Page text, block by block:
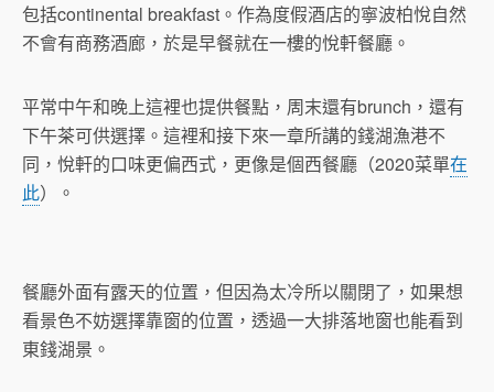
包括continental breakfast。作為度假酒店的寧波柏悅自然
不會有商務酒廊，於是早餐就在一樓的悅軒餐廳。
平常中午和晚上這裡也提供餐點，周末還有brunch，還有
下午茶可供選擇。這裡和接下來一章所講的錢湖漁港不
同，悅軒的口味更偏西式，更像是個西餐廳（2020菜單在
此）。
餐廳外面有露天的位置，但因為太冷所以關閉了，如果想
看景色不妨選擇靠窗的位置，透過一大排落地窗也能看到
東錢湖景。